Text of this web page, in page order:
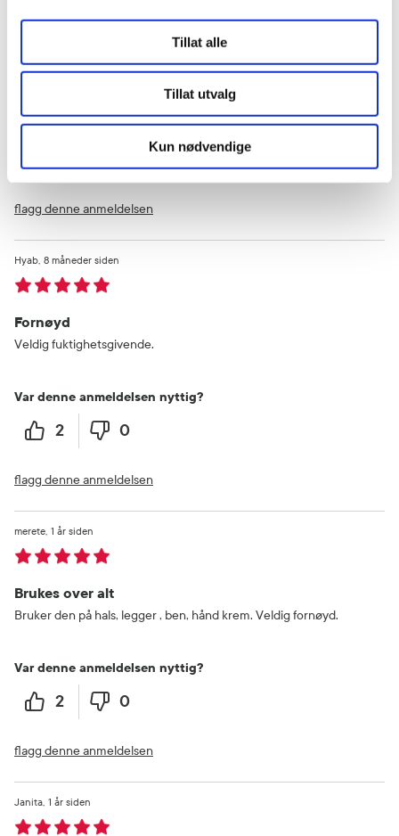
Tillat alle
Tillat utvalg
Kun nødvendige
Holder lenge på fuktigheten
Virker bra fir min hud, tilfører fukt og pleie :)
Var denne anmeldelsen nyttig?
flagg denne anmeldelsen
Fornøyd
8 måneder siden
Hyab
Veldig fuktighetsgivende.
Var denne anmeldelsen nyttig?
2 0
flagg denne anmeldelsen
Brukes over alt
1 år siden
merete
Bruker den på hals, legger , ben, hånd krem. Veldig fornøyd.
Var denne anmeldelsen nyttig?
2 0
flagg denne anmeldelsen
1 år siden
Janita